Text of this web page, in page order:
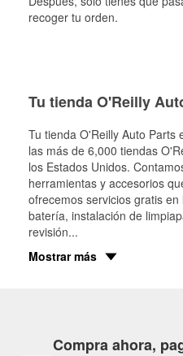
recoger tu orden.
Tu tienda O'Reilly
Tu tienda O'Reilly Auto Parts
las más de 6,000 tiendas
los Estados Unidos.
herramientas y accesorios
ofrecemos servicios gratis
batería, instalación de
revisión...
Mostrar más
Compra ahora,